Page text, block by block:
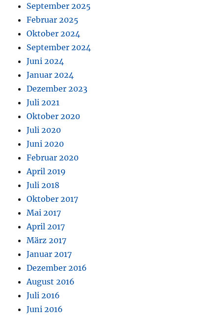
September 2025
Februar 2025
Oktober 2024
September 2024
Juni 2024
Januar 2024
Dezember 2023
Juli 2021
Oktober 2020
Juli 2020
Juni 2020
Februar 2020
April 2019
Juli 2018
Oktober 2017
Mai 2017
April 2017
März 2017
Januar 2017
Dezember 2016
August 2016
Juli 2016
Juni 2016